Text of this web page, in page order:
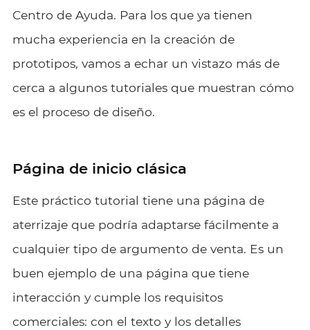
Centro de Ayuda. Para los que ya tienen
mucha experiencia en la creación de
prototipos, vamos a echar un vistazo más de
cerca a algunos tutoriales que muestran cómo
es el proceso de diseño.
Página de inicio clásica
Este práctico tutorial tiene una página de
aterrizaje que podría adaptarse fácilmente a
cualquier tipo de argumento de venta. Es un
buen ejemplo de una página que tiene
interacción y cumple los requisitos
comerciales: con el texto y los detalles